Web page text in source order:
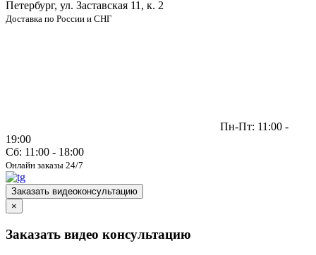
Петербург, ул. Заставская 11, к. 2
Доставка по России и СНГ
Пн-Пт: 11:00 -
19:00
Сб: 11:00 - 18:00
Онлайн заказы 24/7
Заказать видеоконсультацию
×
Заказать видео консультацию